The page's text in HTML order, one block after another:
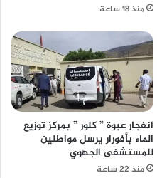
منذ 18 ساعة
انفجار عبوة ” كلور ” بمركز توزيع
الماء بأفورار يرسل مواطنين
للمستشفى الجهوي
منذ 22 ساعة